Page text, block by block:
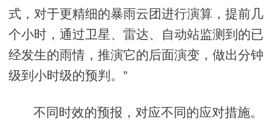
式，对于更精细的暴雨云团进行演算，提前几
个小时，通过卫星、雷达、自动站监测到的已
经发生的雨情，推演它的后面演变，做出分钟
级到小时级的预判。”
不同时效的预报，对应不同的应对措施。